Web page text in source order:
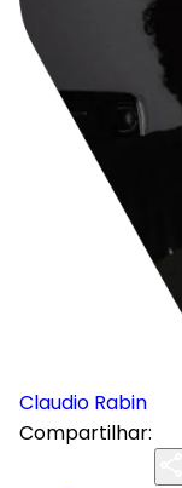
Claudio Rabin
Compartilhar: